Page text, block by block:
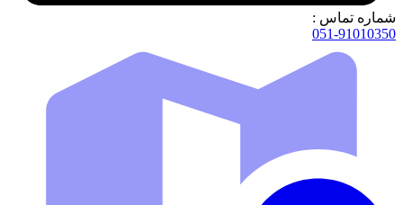
شماره تماس :
051-91010350